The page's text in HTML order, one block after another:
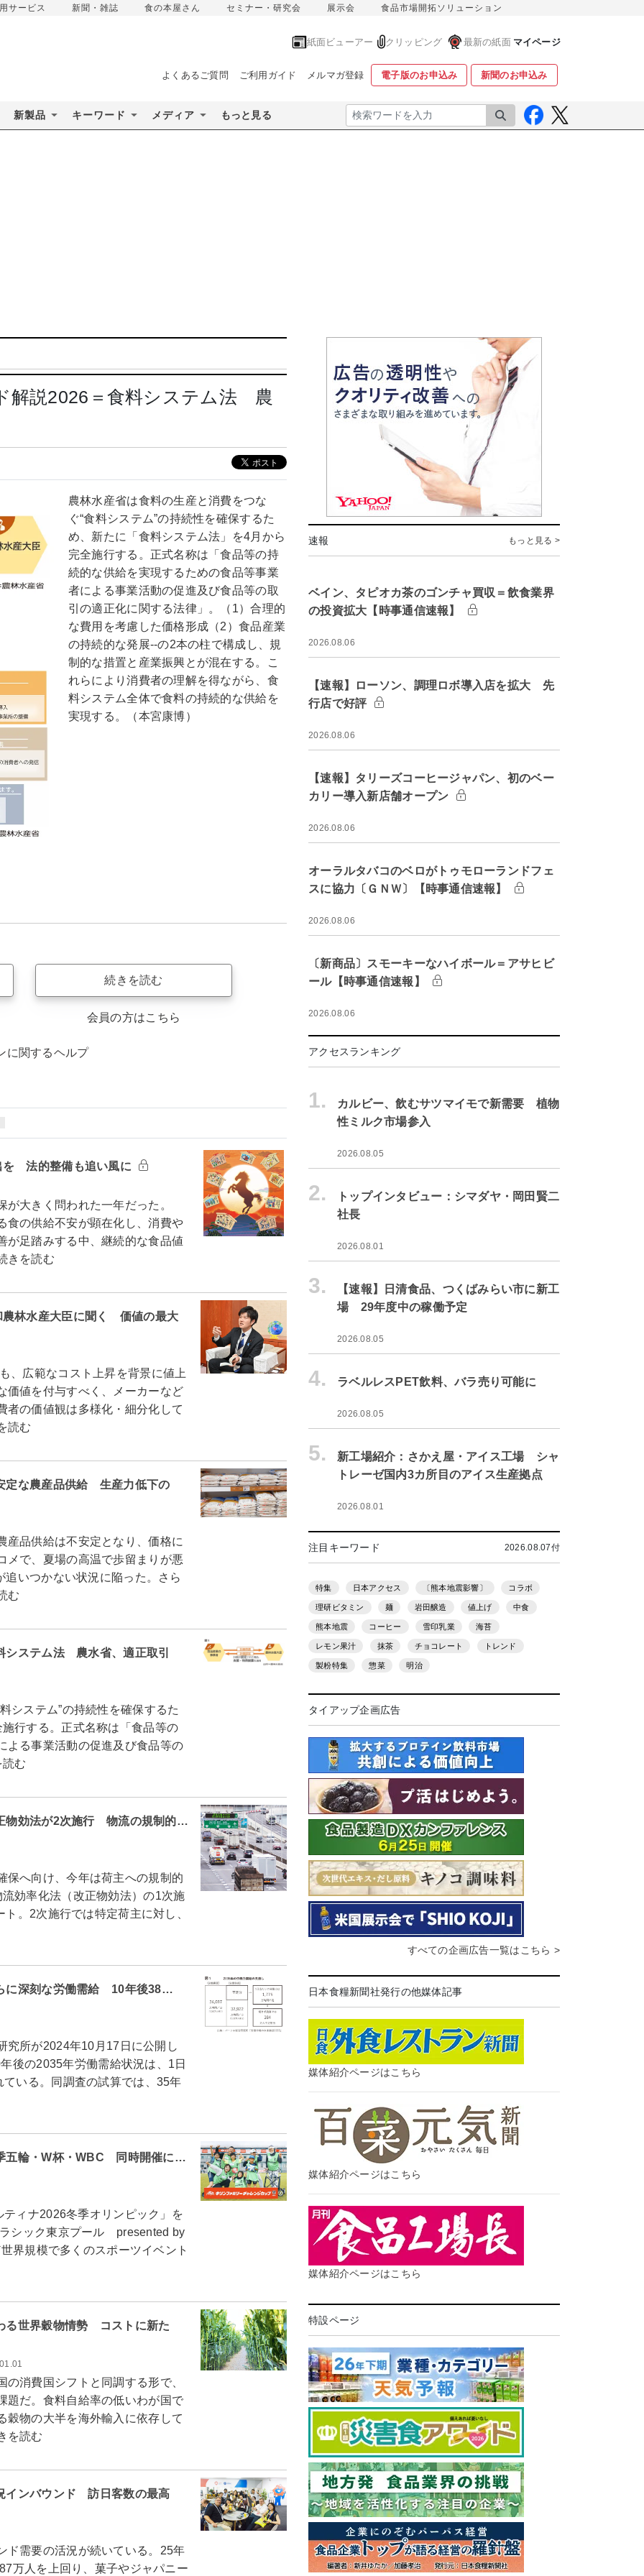
サービス 新聞・雑誌 食の本屋さん セミナー・研究会 展示会 食品市場開拓ソリューション
紙面ビューアー クリッピング 最新の紙面 マイページ
よくあるご質問 ご利用ガイド メルマガ登録 電子版のお申込み 新聞のお申込み
新製品 キーワード メディア もっと見る 検索
解説2026＝食料システム法 農
農林水産省は食料の生産と消費をつな
ぐ“食料システム”の持続性を確保するた
め、新たに「食料システム法」を4月から
完全施行する。正式名称は「食品等の持
続的な供給を実現するための食品等事業
者による事業活動の促進及び食品等の取
引の適正化に関する法律」。（1）合理的
な費用を考慮した価格形成（2）食品産業
の持続的な発展--の2本の柱で構成し、規
制的な措置と産業振興とが混在する。こ
れらにより消費者の理解を得ながら、食
料システム全体で食料の持続的な供給を
実現する。（本宮康博）
続きを読む
会員の方はこちら
に関するヘルプ
を 法的整備も追い風に
大きく問われた一年だった。
食の供給不安が顕在化し、消費や
が足踏みする中、継続的な食品値
きを読む
農林水産大臣に聞く 価値の最大
広範なコスト上昇を背景に値上
価値を付与すべく、メーカーなど
者の価値観は多様化・細分化して
読む
定な農産品供給 生産力低下の
品供給は不安定となり、価格に
メで、夏場の高温で歩留まりが悪
いつかない状況に陥った。さら
む
システム法 農水省、適正取引
ステム”の持続性を確保するた
行する。正式名称は「食品等の
よる事業活動の促進及び食品等の
む
物効法が2次施行 物流の規制的…
へ向け、今年は荷主への規制的
効率化法（改正物効法）の1次施
。2次施行では特定荷主に対し、
に深刻な労働需給 10年後38…
所が2024年10月17日に公開し
後の2035年労働需給状況は、1日
いる。同調査の試算では、35年
五輪・W杯・WBC 同時開催に…
ィナ2026冬季オリンピック」を
シック東京プール presented by
界規模で多くのスポーツイベント
る世界穀物情勢 コストに新た
消費国シフトと同調する形で、
題だ。食料自給率の低いわが国で
穀物の大半を海外輸入に依存して
を読む
インバウンド 訪日客数の最高
需要の活況が続いている。25年
万人を上回り、菓子やジャパニー
速報 もっと見る >
ベイン、タピオカ茶のゴンチャ買収＝飲食業界
の投資拡大【時事通信速報】
2026.08.06
【速報】ローソン、調理ロボ導入店を拡大 先
行店で好評
2026.08.06
【速報】タリーズコーヒージャパン、初のベー
カリー導入新店舗オープン
2026.08.06
オーラルタバコのベロがトゥモローランドフェ
スに協力〔ＧＮＷ〕【時事通信速報】
2026.08.06
〔新商品〕スモーキーなハイボール＝アサヒビ
ール【時事通信速報】
2026.08.06
アクセスランキング
1.
カルビー、飲むサツマイモで新需要 植物
性ミルク市場参入
2026.08.05
2.
トップインタビュー：シマダヤ・岡田賢二
社長
2026.08.01
3.
【速報】日清食品、つくばみらい市に新工
場 29年度中の稼働予定
2026.08.05
4. ラベルレスPET飲料、バラ売り可能に
2026.08.05
5.
新工場紹介：さかえ屋・アイス工場 シャ
トレーゼ国内3カ所目のアイス生産拠点
2026.08.01
注目キーワード 2026.08.07付
特集 日本アクセス 〔熊本地震影響〕 コラボ
理研ビタミン 麺 岩田醸造 値上げ 中食
熊本地震 コーヒー 雪印乳業 海苔
レモン果汁 抹茶 チョコレート トレンド
製粉特集 惣菜 明治
タイアップ企画広告
すべての企画広告一覧はこちら >
日本食糧新聞社発行の他媒体記事
媒体紹介ページはこちら
媒体紹介ページはこちら
媒体紹介ページはこちら
特設ページ